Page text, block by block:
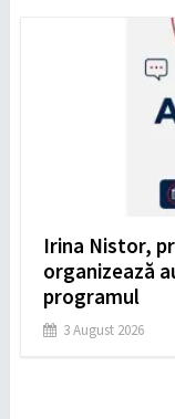
Irina Nistor,
organizează
programul
3 August 2026